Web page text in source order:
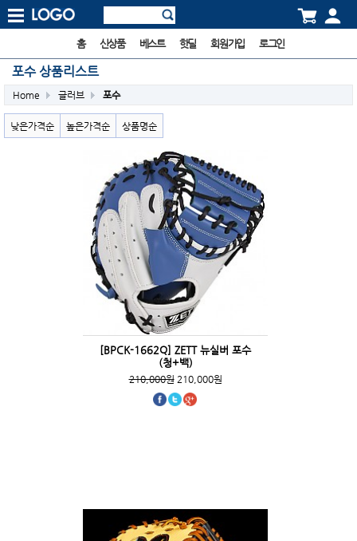
홈 신상품 베스트 핫딜 회원가입 로그인
포수 상품리스트
Home 글러브 포수
낮은가격순 높은가격순 상품명순
[BPCK-1662Q] ZETT 뉴실버 포수
(청+백)
210,000원210,000원